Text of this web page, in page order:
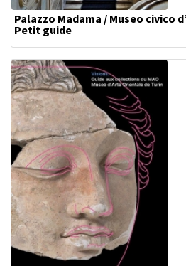
Palazzo Madama / Museo civico
Petit guide